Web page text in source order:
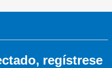
regístrese